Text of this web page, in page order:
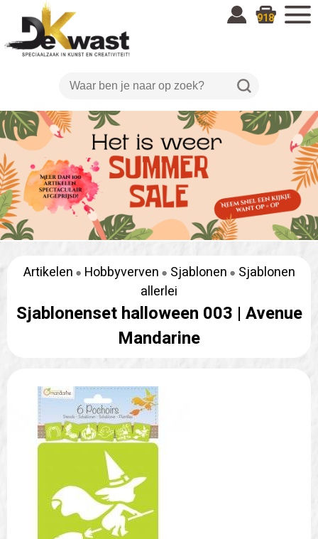
918
Artikelen Hobbyverven Sjablonen
Sjablonen
allerlei
Sjablonenset halloween 003 | Avenue
Mandarine